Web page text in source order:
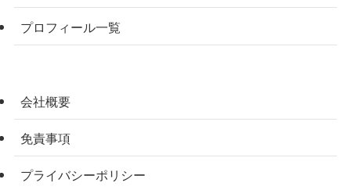
プロフィール一覧
会社概要
免責事項
プライバシーポリシー